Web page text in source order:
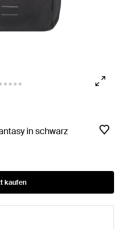
in schwarz
kaufen